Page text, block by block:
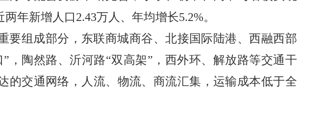
两年新增人口2.43万人、年均增长5.2%。
要组成部分，东联商城商谷、北接国际陆港、西融西部
” ，陶然路、沂河路“双高架” ，西外环、解放路等交通干
的交通网络，人流、物流、商流汇集，运输成本低于全